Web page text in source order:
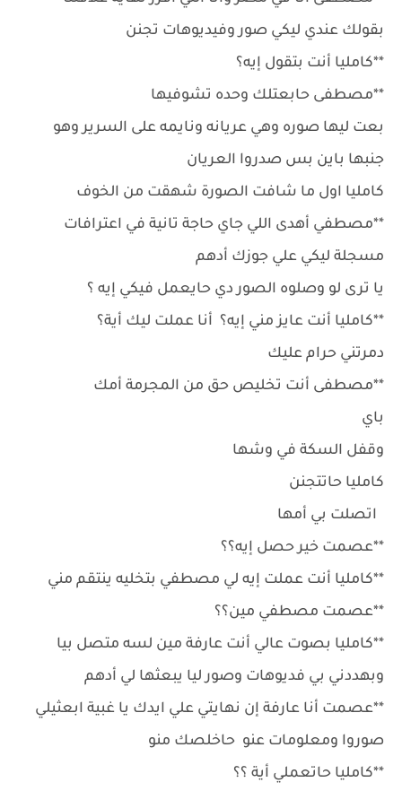
بقولك عندي ليكي صور وفيديوهات تجنن
**كامليا أنت بتقول إيه؟
**مصطفى حابعتلك وحده تشوفيها
بعت ليها صوره وهي عريانه ونايمه على السرير وهو
جنبها باين بس صدروا العريان
كامليا اول ما شافت الصورة شهقت من الخوف
**مصطفي أهدى اللي جاي حاجة تانية في اعترافات
مسجلة ليكي علي جوزك أدهم
يا ترى لو وصلوه الصور دي حايعمل فيكي إيه ؟
**كامليا أنت عايز مني إيه؟ أنا عملت ليك أية؟
دمرتني حرام عليك
**مصطفى أنت تخليص حق من المجرمة أمك
باي
وقفل السكة في وشها
كامليا حاتتجنن
اتصلت بي أمها
**عصمت خير حصل إيه؟؟
**كامليا أنت عملت إيه لي مصطفي بتخليه ينتقم مني
**عصمت مصطفي مين؟؟
**كامليا بصوت عالي أنت عارفة مين لسه متصل بيا
وبهددني بي فديوهات وصور ليا يبعثها لي أدهم
**عصمت أنا عارفة إن نهايتي علي ايدك يا غبية ابعثيلي
صوروا ومعلومات عنو حاخلصك منو
**كامليا حاتعملي أية ؟؟